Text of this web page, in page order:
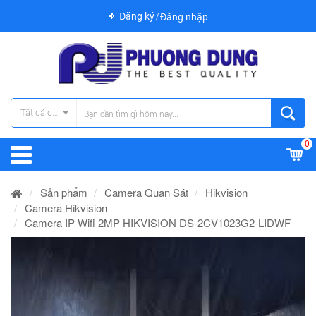
Đăng ký Đăng nhập
Tất cả các danh mục
0
Sản phẩm Camera Quan Sát
Hikvision
Camera Hikvision
Camera IP Wifi 2MP HIKVISION DS-2CV1023G2-LIDWF